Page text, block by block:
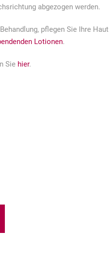
abgezogen werden.
pflegen Sie Ihre Haut
Lotionen.
Sie hier.